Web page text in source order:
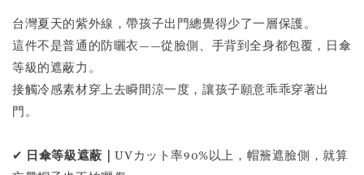
台灣夏天的紫外線，帶孩子出門總覺得少了一層保護。
這件不是普通的防曬衣——從臉側、手背到全身都包覆，日傘
等級的遮蔽力。
接觸冷感素材穿上去瞬間涼一度，讓孩子願意乖乖穿著出
門。
✔ 日傘等級遮蔽｜UVカット率90%以上，帽簷遮臉側，就算